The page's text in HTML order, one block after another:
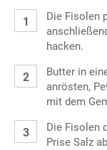
Die Fisolen
hacken.
Butter in
anrösten,
mit dem
Die Fisolen
Prise Salz